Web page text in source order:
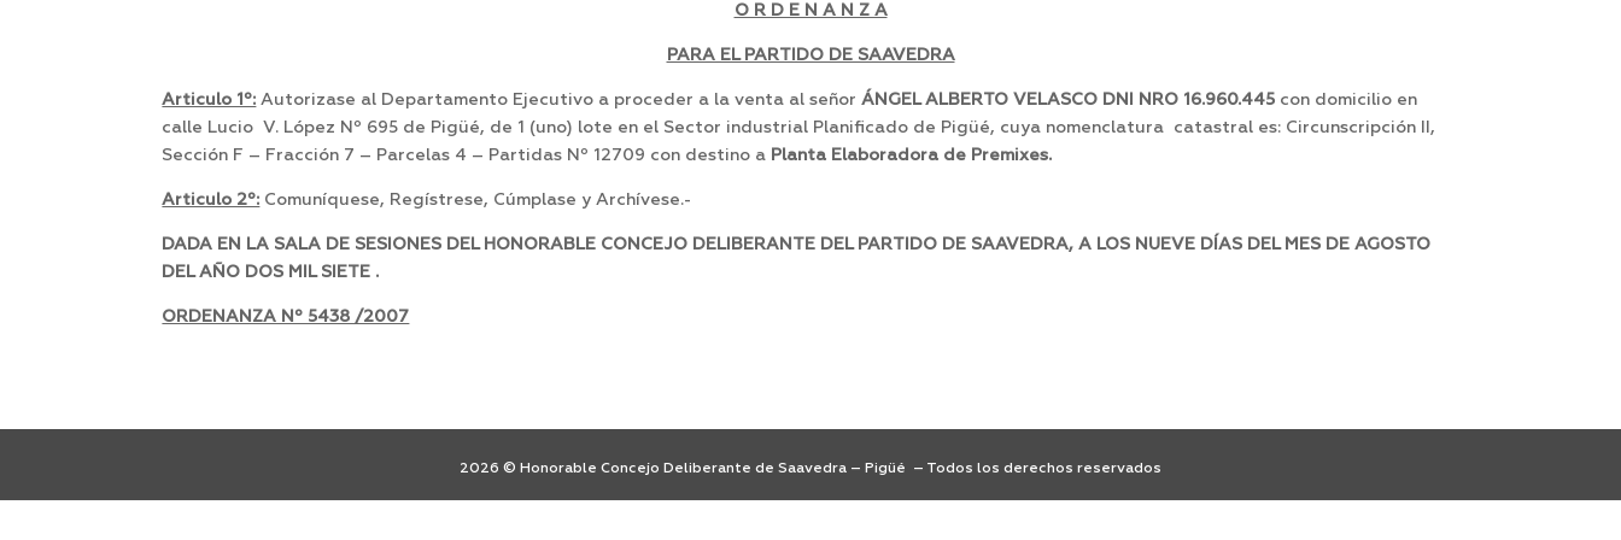
O R D E N A N Z A
PARA EL PARTIDO DE SAAVEDRA
Articulo 1º: Autorizase al Departamento Ejecutivo a proceder a la venta al señorÁNGEL ALBERTO VELASCO DNI NRO 16.960.445 con domicilio en
calle Lucio V. López Nº 695 de Pigüé, de 1 (uno) lote en el Sector industrial Planificado de Pigüé, cuya nomenclatura catastral es: Circunscripción II,
Sección F – Fracción 7 – Parcelas 4 – Partidas Nº 12709 con destino a Planta Elaboradora de Premixes.
Articulo 2º: Comuníquese, Regístrese, Cúmplase y Archívese.-
DADA EN LA SALA DE SESIONES DEL HONORABLE CONCEJO DELIBERANTE DEL PARTIDO DE SAAVEDRA, A LOS NUEVE DÍAS DEL MES DE AGOSTO
DEL AÑO DOS MIL SIETE .
ORDENANZA Nº 5438 /2007
2026 © Honorable Concejo Deliberante de Saavedra – Pigüé – Todos los derechos reservados